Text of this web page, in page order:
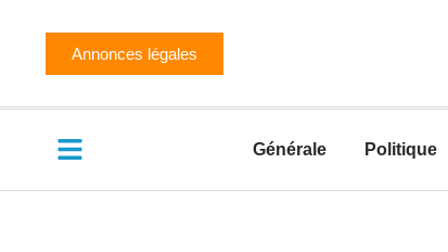
Annonces légales
Générale Politique